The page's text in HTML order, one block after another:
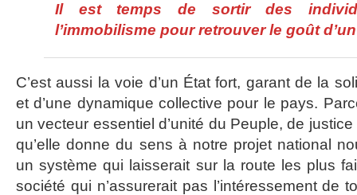
Il est temps de sortir des
l’immobilisme pour retrouver le goût
C’est aussi la voie d’un État fort, garant de la
et d’une dynamique collective pour le pays.
un vecteur essentiel d’unité du Peuple, de
qu’elle donne du sens à notre projet national
un système qui laisserait sur la route les plus
société qui n’assurerait pas l’intéressement de